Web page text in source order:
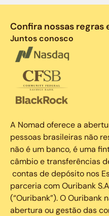
Confira nossas
Juntos conosco
A Nomad oferece a
pessoas brasileiras não
não é um banco, é uma
câmbio e transferências
contas de depósito nos
parceria com Ouribank
(“Ouribank”). O Ouribank
abertura ou gestão das